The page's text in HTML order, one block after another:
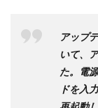
アップ
いて、
た。電
ドを入